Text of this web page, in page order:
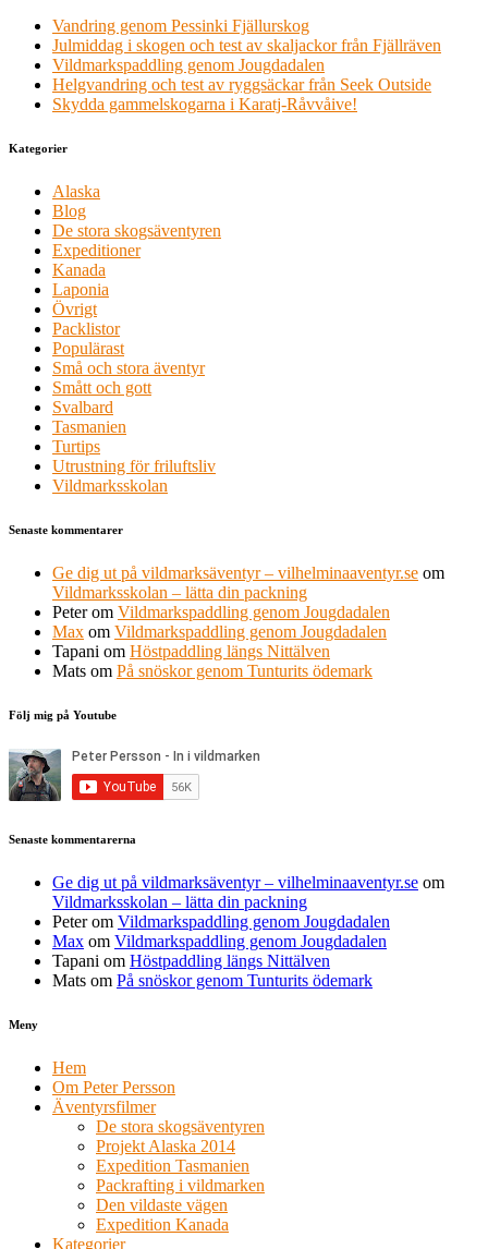
Vandring genom Pessinki Fjällurskog
Julmiddag i skogen och test av skaljackor från Fjällräven
Vildmarkspaddling genom Jougdadalen
Helgvandring och test av ryggsäckar från Seek Outside
Skydda gammelskogarna i Karatj-Råvvåive!
Kategorier
Alaska
Blog
De stora skogsäventyren
Expeditioner
Kanada
Laponia
Övrigt
Packlistor
Populärast
Små och stora äventyr
Smått och gott
Svalbard
Tasmanien
Turtips
Utrustning för friluftsliv
Vildmarksskolan
Senaste kommentarer
Ge dig ut på vildmarksäventyr – vilhelminaaventyr.se om
Vildmarksskolan – lätta din packning
Peterom Vildmarkspaddling genom Jougdadalen
Max om Vildmarkspaddling genom Jougdadalen
Tapani om Höstpaddling längs Nittälven
Mats om På snöskor genom Tunturits ödemark
Följ mig på Youtube
Senaste kommentarerna
Ge dig ut på vildmarksäventyr – vilhelminaaventyr.se om
Vildmarksskolan – lätta din packning
Peterom Vildmarkspaddling genom Jougdadalen
Max om Vildmarkspaddling genom Jougdadalen
Tapani om Höstpaddling längs Nittälven
Mats om På snöskor genom Tunturits ödemark
Meny
Hem
Om Peter Persson
Äventyrsfilmer
De stora skogsäventyren
Projekt Alaska 2014
Expedition Tasmanien
Packrafting i vildmarken
Den vildaste vägen
Expedition Kanada
Kategorier